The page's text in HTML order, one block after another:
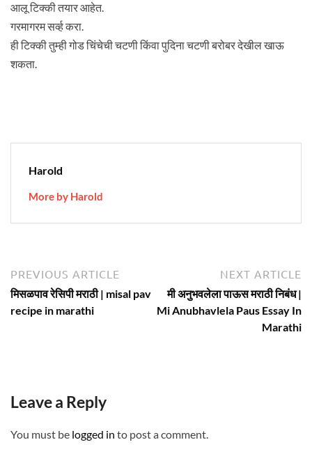
आलू टिक्की तयार आहेत.
गरमागरम सर्व्ह करा.
ही टिक्की तुम्ही गोड चिंचेची चटणी किंवा पुदिना चटणी बरोबर देखील खाऊ
शकता.
Harold
More by Harold
Post
navigation
PREVIOUS ARTICLE
article:
मिसळपाव रेसिपी मराठी | misal pav
recipe in marathi
NEXT ARTICLE
मी अनुभवलेला पाऊस मराठी निबंध |
Mi Anubhavlela Paus Essay In
Marathi
Leave a Reply
You must be logged in to post a comment.